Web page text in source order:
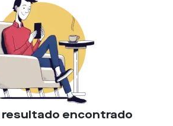
resultado encontrado